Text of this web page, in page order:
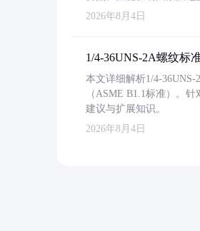
2026年8月4日
1/4-36UNS-2A螺纹标
本文详细解析1/4-
（ASME B1.1标准）。
建议与扩展知识。
2026年8月4日